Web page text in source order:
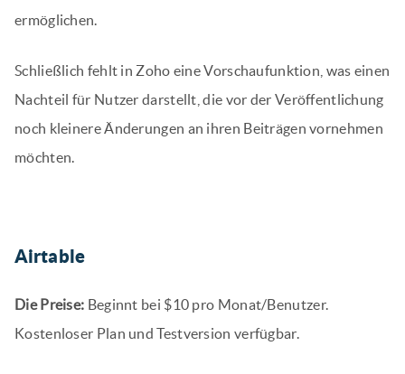
ermöglichen.
Schließlich fehlt in Zoho eine Vorschaufunktion, was einen
Nachteil für Nutzer darstellt, die vor der Veröffentlichung
noch kleinere Änderungen an ihren Beiträgen vornehmen
möchten.
Airtable
Die Preise: Beginnt bei $10 pro Monat/Benutzer.
Kostenloser Plan und Testversion verfügbar.